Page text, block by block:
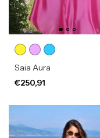
Saia Aura
€250,91